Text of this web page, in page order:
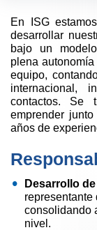
En ISG
desarrollar
bajo un
plena
equipo,
internacional,
contactos. Se
emprender
años de
Desarrollo
representante
consolidando
nivel.